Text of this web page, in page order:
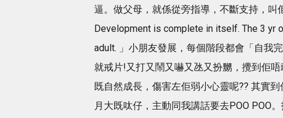
逼。做父母，就係從旁指導，不斷支持，
Development is complete in itself. The 3 yr
adult. 」小朋友發展，每個階段都會「自我
就戒片!又打又鬧又嚇又氹又扮嬲，攪到佢
既自然成長，傷害左佢弱小心靈呢?? 其實
月大既呔仔，主動同我講話要去POO POO